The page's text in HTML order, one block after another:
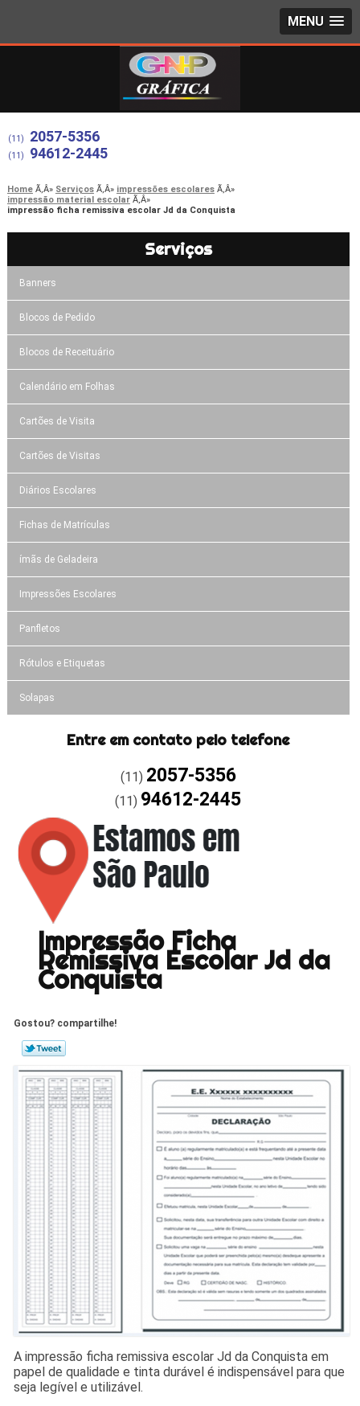
MENU
(11) 2057-5356
(11) 94612-2445
Home Serviços
impressões escolares
impressão material escolar
impressão ficha remissiva escolar Jd da Conquista
Serviços
Banners
Blocos de Pedido
Blocos de Receituário
Calendário em Folhas
Cartões de Visita
Cartões de Visitas
Diários Escolares
Fichas de Matrículas
ímãs de Geladeira
Impressões Escolares
Panfletos
Rótulos e Etiquetas
Solapas
Entre em contato pelo telefone
(11) 2057-5356
(11) 94612-2445
Impressão Ficha
Remissiva Escolar Jd da
Conquista
Gostou? compartilhe!
A impressão ficha remissiva escolar Jd da Conquista em
papel de qualidade e tinta durável é indispensável para que
seja legível e utilizável.